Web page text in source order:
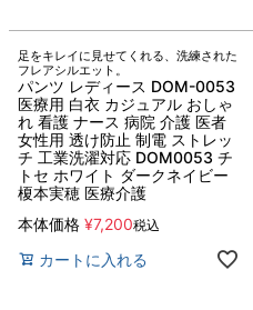
足をキレイに見せてくれる、洗練された
フレアシルエット。
パンツ レディース DOM-0053
医療用 白衣 カジュアル おしゃ
れ 看護 ナース 病院 介護 医者
女性用 透け防止 制電 ストレッ
チ 工業洗濯対応 DOM0053 チ
トセ ホワイト ダークネイビー
榎本実穂 医療介護
本体価格 ¥7,200税込
カートに入れる